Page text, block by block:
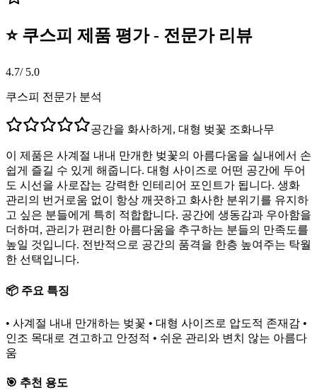
⭐ 쿠스피 제품 평가 - 전문가 리뷰
4.7/ 5.0
쿠스피 전문가 분석
공간을 화사하게, 대형 벚꽃 조화나무
이 제품은 사계절 내내 만개한 벚꽃의 아름다움을 실내에서 손
쉽게 즐길 수 있게 해줍니다. 대형 사이즈로 어떤 공간에 두어
도 시선을 사로잡는 강력한 인테리어 포인트가 됩니다. 생화
관리의 번거로움 없이 항상 깨끗하고 화사한 분위기를 유지하
고 싶은 분들에게 특히 적합합니다. 공간에 생동감과 우아함을
더하며, 관리가 편리한 아름다움을 추구하는 분들의 만족도를
높일 것입니다. 전반적으로 공간의 품격을 한층 높여주는 탁월
한 선택입니다.
📦 주요 특징
• 사계절 내내 만개하는 벚꽃 • 대형 사이즈로 압도적 존재감 •
인조 목대로 견고하고 안정적 • 쉬운 관리와 변치 않는 아름다
움
🎯 추천 용도